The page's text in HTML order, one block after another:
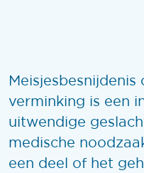
verminking is een
uitwendige
medische
een deel of het